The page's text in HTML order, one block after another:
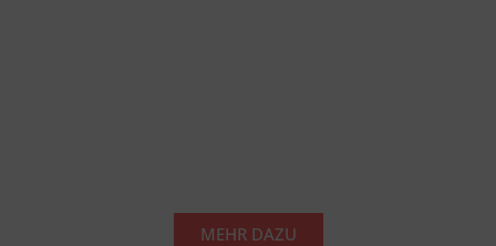
MEHR DAZU